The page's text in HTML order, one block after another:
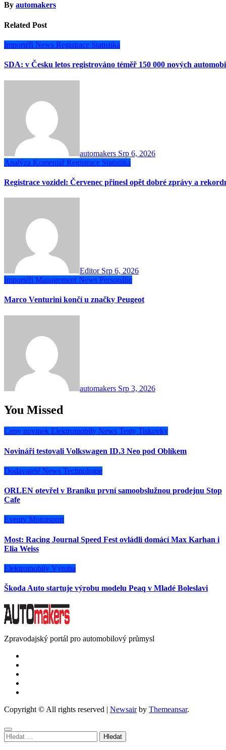
By automakers
Related Post
Importéři News Registrace Statistika
SDA: v Česku letos registrováno téměř 150 000 nových
automakers Srp 6, 2026
Analýza Komentář Registrace Statistika
Registrace vozidel: Červenec přinesl opět dobré zprávy a
Editor Srp 6, 2026
Importéři Management News Personálie
Marco Venturini končí u značky Peugeot
automakers Srp 3, 2026
You Missed
Ceny novinek Elektromobily News Testy Tiskovky
Novináři testovali Volkswagen ID.3 Neo pod Oblíkem
Dodavatelé News Technologie
ORLEN otevřel v Braníku první samoobslužnou prodejnu Stop
Cafe
Eventy Motorsport
Most: Racing Journal Speed Fest ovládli domácí Max Karhan i
Elia Weiss
Elektromobily Výroba
Škoda Auto startuje výrobu modelu Peaq v Mladé Boleslavi
Zpravodajský portál pro automobilový průmysl
Copyright © All rights reserved | Newsairby Themeansar.
Vyhledávání